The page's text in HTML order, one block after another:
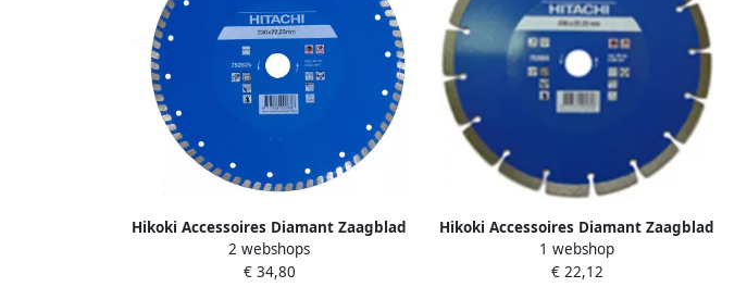
Hikoki Accessoires Diamant Zaagblad
230X22 2X6Mm Type Turbo Vlak
752825
2 webshops
€ 34,80
Hikoki Accessoires Diamant Zaagblad
230X22 2X10Mm Type Beton Laser
752855
1 webshop
€ 22,12